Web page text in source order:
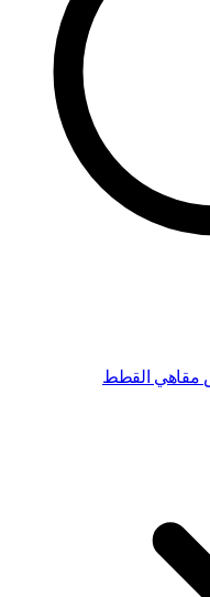
مقاهي القطط